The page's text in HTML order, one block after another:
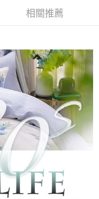
連結，可透過四大超商／
面顯示為準，若有關於
請聯繫「AFTEE先享後付
support/home
先享後付」服務完成之交
易相關給付款項請求債
人之同意方可使用
失，本公司不負相關責
相關推薦